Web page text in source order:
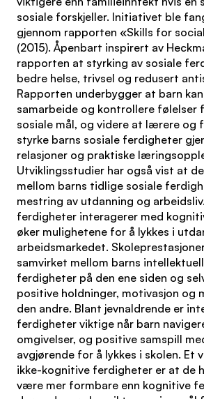
sosiale forskjeller. Initiativet ble
gjennom rapporten «Skills for
(2015). Åpenbart inspirert av
rapporten at styrking av sosiale
bedre helse, trivsel og redusert
Rapporten underbygger at barn
samarbeide og kontrollere følelser
sosiale mål, og videre at lærere og
styrke barns sosiale ferdigheter
relasjoner og praktiske
Utviklingsstudier har også vist at
mellom barns tidlige sosiale
mestring av utdanning og
ferdigheter interagerer med
øker mulighetene for å lykkes i
arbeidsmarkedet.
samvirket mellom barns
ferdigheter på den ene siden og
positive holdninger, motivasjon og
den andre. Blant jevnaldrende er
ferdigheter viktige når barn
omgivelser, og positive samspill
avgjørende for å lykkes i skolen. Et
ikke-kognitive ferdigheter er at de
være mer formbare enn kognitive